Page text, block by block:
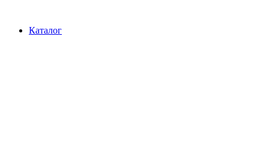
содержимому
Каталог